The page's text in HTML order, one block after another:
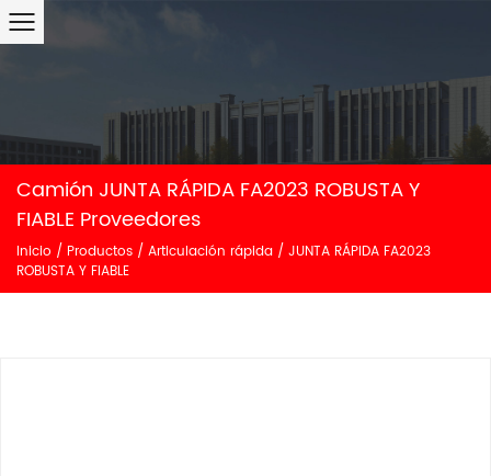
Camión JUNTA RÁPIDA FA2023 ROBUSTA Y
FIABLE Proveedores
Inicio / Productos / Articulación rápida / JUNTA RÁPIDA FA2023
ROBUSTA Y FIABLE